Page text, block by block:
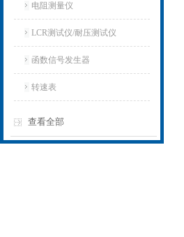
电阻测量仪
LCR测试仪/耐压测试仪
函数信号发生器
转速表
查看全部